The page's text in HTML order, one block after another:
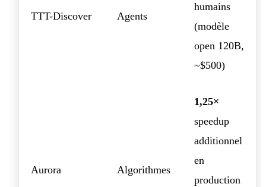
TTT-Discover Agents
humains
(modèle
open 120B,
~$500)
Aurora Algorithmes
1,25×
speedup
additionnel
en
production